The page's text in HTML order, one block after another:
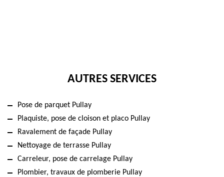
AUTRES SERVICES
Pose de parquet Pullay
Plaquiste, pose de cloison et placo Pullay
Ravalement de façade Pullay
Nettoyage de terrasse Pullay
Carreleur, pose de carrelage Pullay
Plombier, travaux de plomberie Pullay